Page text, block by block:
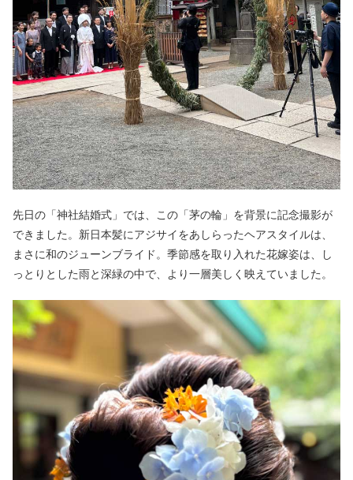
先日の「神社結婚式」では、この「茅の輪」を背景に記念撮影が
できました。新日本髪にアジサイをあしらったヘアスタイルは、
まさに和のジューンブライド。季節感を取り入れた花嫁姿は、し
っとりとした雨と深緑の中で、より一層美しく映えていました。